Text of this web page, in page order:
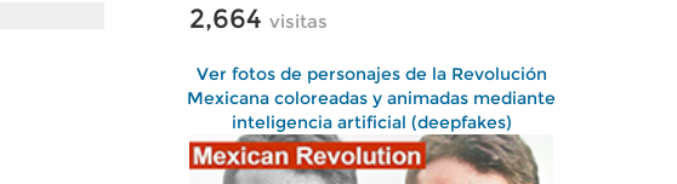
2,664 visitas
Ver fotos de personajes de la Revolución
Mexicana coloreadas y animadas mediante
inteligencia artificial (deepfakes)